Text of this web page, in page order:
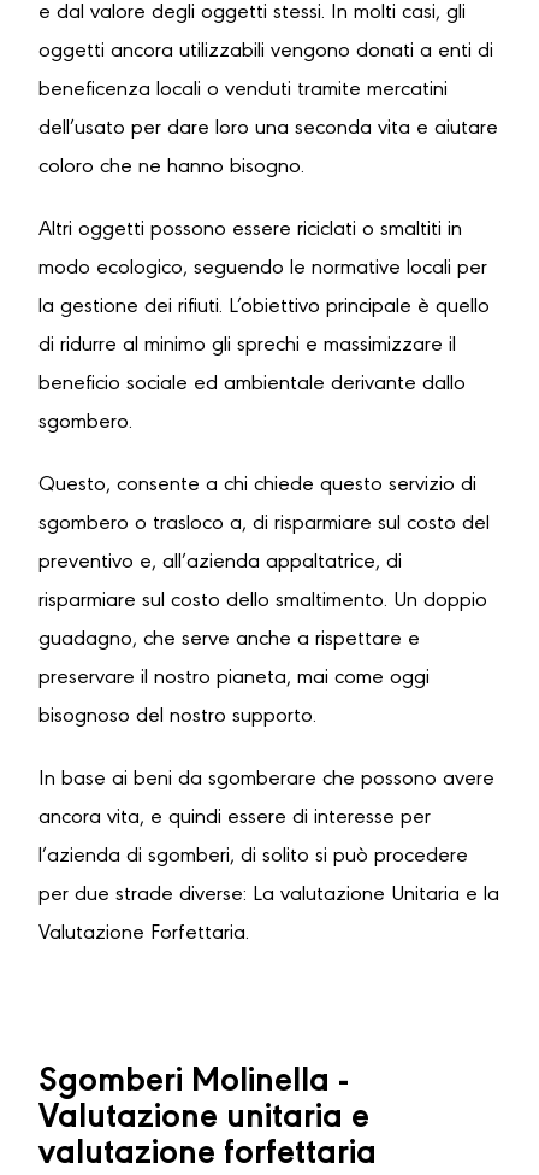
e dal valore degli oggetti stessi. In molti casi, gli
oggetti ancora utilizzabili vengono donati a enti di
beneficenza locali o venduti tramite mercatini
dell’usato per dare loro una seconda vita e aiutare
coloro che ne hanno bisogno.
Altri oggetti possono essere riciclati o smaltiti in
modo ecologico, seguendo le normative locali per
la gestione dei rifiuti. L’obiettivo principale è quello
di ridurre al minimo gli sprechi e massimizzare il
beneficio sociale ed ambientale derivante dallo
sgombero.
Questo, consente a chi chiede questo servizio di
sgombero o trasloco a, di risparmiare sul costo del
preventivo e, all’azienda appaltatrice, di
risparmiare sul costo dello smaltimento. Un doppio
guadagno, che serve anche a rispettare e
preservare il nostro pianeta, mai come oggi
bisognoso del nostro supporto.
In base ai beni da sgomberare che possono avere
ancora vita, e quindi essere di interesse per
l’azienda di sgomberi, di solito si può procedere
per due strade diverse: La valutazione Unitaria e la
Valutazione Forfettaria.
Sgomberi Molinella -
Valutazione unitaria e
valutazione forfettaria